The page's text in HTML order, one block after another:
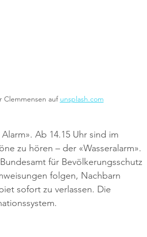
Clemmensen auf unsplash.com
Ab 14.15 Uhr sind im
zu hören – der «Wasseralarm».
für Bevölkerungsschutz
folgen, Nachbarn
sofort zu verlassen. Die